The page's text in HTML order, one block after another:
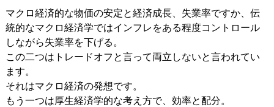
マクロ経済的な物価の安定と経済成長、失業率ですか、伝
統的なマクロ経済学ではインフレをある程度コントロール
しながら失業率を下げる。
この二つはトレードオフと言って両立しないと言われてい
ます。
それはマクロ経済の発想です。
もう一つは厚生経済学的な考え方で、効率と配分。